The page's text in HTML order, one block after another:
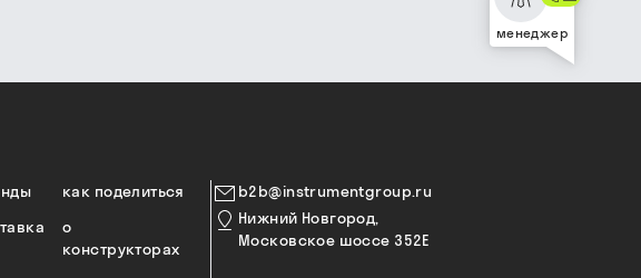
менеджер
как поделиться
о
конструкторах
b2b@instrumentgroup.ru
Нижний Новгород,
Московское шоссе 352Е